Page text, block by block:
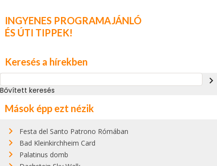
INGYENES PROGRAMAJÁNLÓ
ÉS ÚTI TIPPEK!
Keresés a hírekben
navigate_next
Bővített keresés
Mások épp ezt nézik
Festa del Santo Patrono Rómában
Bad Kleinkirchheim Card
Palatinus domb